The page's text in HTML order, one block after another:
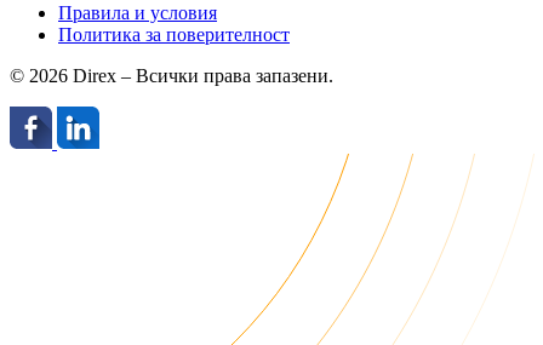
Правила и условия
Политика за поверителност
© 2026 Direx – Всички права запазени.